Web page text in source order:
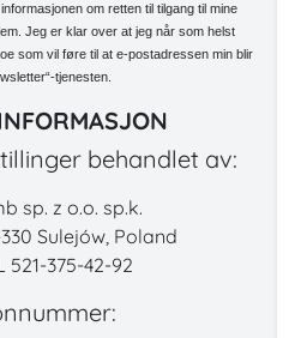
om retten til tilgang til mine
Jeg er klar over at jeg når som helst
som vil føre til at e-postadressen min blir
tjenesten.
behandlet av:
sp. z o.o. sp.k.
Sulejów, Poland
521-375-42-92